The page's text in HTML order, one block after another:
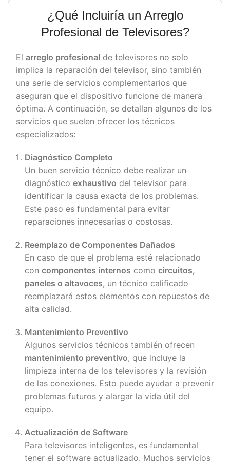
¿Qué Incluiría un Arreglo
Profesional de Televisores?
El arreglo profesional de televisores no solo
implica la reparación del televisor, sino también
una serie de servicios complementarios que
aseguran que el dispositivo funcione de manera
óptima. A continuación, se detallan algunos de los
servicios que suelen ofrecer los técnicos
especializados:
Diagnóstico Completo
Un buen servicio técnico debe realizar un
diagnóstico exhaustivo del televisor para
identificar la causa exacta de los problemas.
Este paso es fundamental para evitar
reparaciones innecesarias o costosas.
Reemplazo de Componentes Dañados
En caso de que el problema esté relacionado
con componentes internos como circuitos,
paneles o altavoces, un técnico calificado
reemplazará estos elementos con repuestos de
alta calidad.
Mantenimiento Preventivo
Algunos servicios técnicos también ofrecen
mantenimiento preventivo, que incluye la
limpieza interna de los televisores y la revisión
de las conexiones. Esto puede ayudar a prevenir
problemas futuros y alargar la vida útil del
equipo.
Actualización de Software
Para televisores inteligentes, es fundamental
tener el software actualizado. Muchos servicios